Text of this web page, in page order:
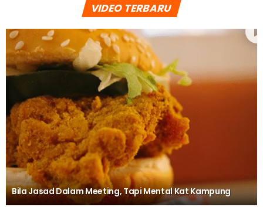
VIDEO TERBARU
Bila Jasad Dalam Meeting, Tapi Mental Kat Kampung